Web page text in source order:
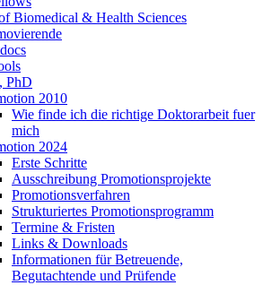
Biomedical & Health Sciences
PhD
2010
Wie finde ich die richtige Doktorarbeit fuer
mich
2024
Erste Schritte
Ausschreibung Promotionsprojekte
Promotionsverfahren
Strukturiertes Promotionsprogramm
Termine & Fristen
Links & Downloads
Informationen für Betreuende,
Begutachtende und Prüfende